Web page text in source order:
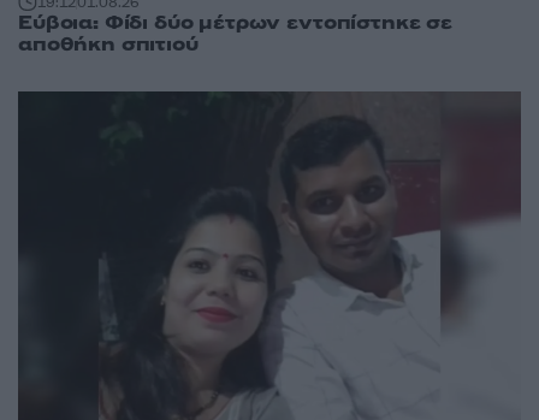
Εύβοια: Φίδι δύο μέτρων εντοπίστηκε σε
αποθήκη σπιτιού